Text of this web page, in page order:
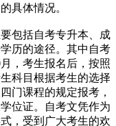
具体情况。
包括自考专升本、成
历的途径。其中自考
，考生报名后，按照
科目根据考生的选择
门课程的规定报考，
位证。自考文凭作为
，受到广大考生的欢